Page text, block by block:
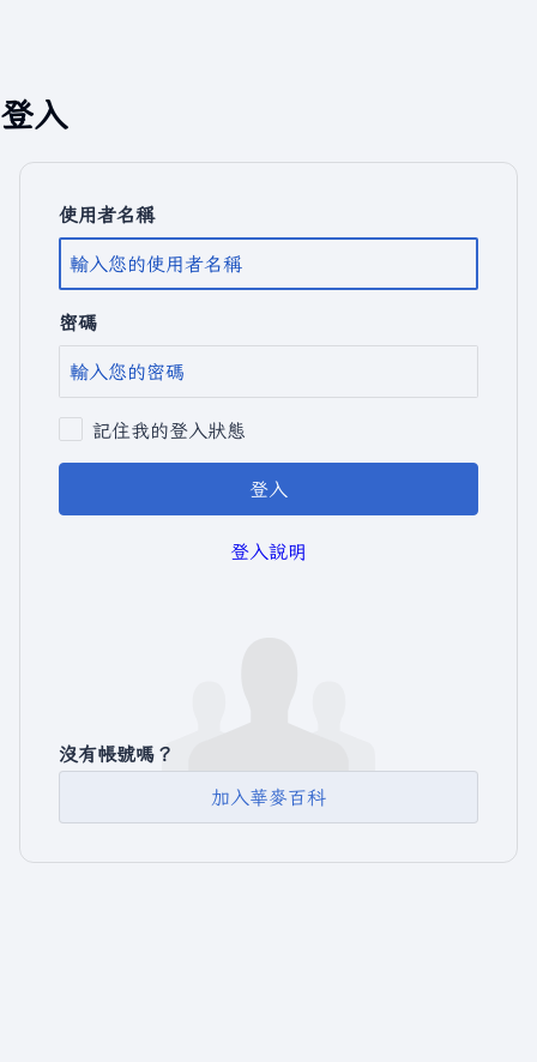
登入
使用者名稱
密碼
記住我的登入狀態
登入
登入說明
沒有帳號嗎？
加入華麥百科